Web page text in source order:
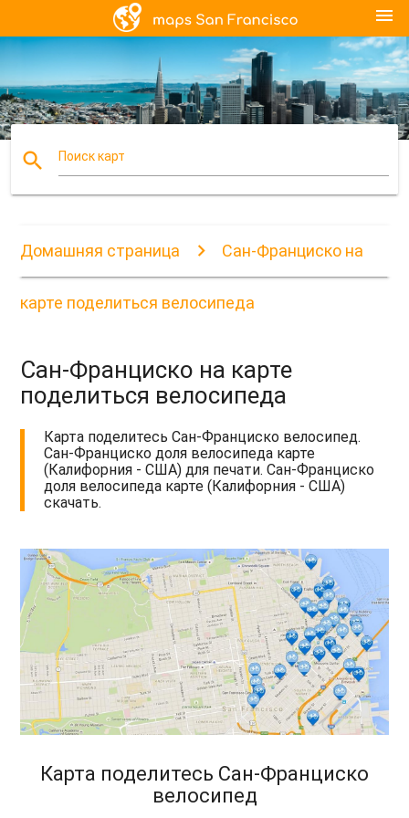
menu
search Поиск карт
Домашняя страница Сан-Франциско на
карте поделиться велосипеда
Сан-Франциско на карте
поделиться велосипеда
Карта поделитесь Сан-Франциско велосипед.
Сан-Франциско доля велосипеда карте
(Калифорния - США) для печати. Сан-Франциско
доля велосипеда карте (Калифорния - США)
скачать.
Карта поделитесь Сан-Франциско
велосипед